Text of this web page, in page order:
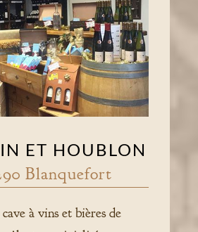
ET HOUBLON
Blanquefort
à vins et bières de